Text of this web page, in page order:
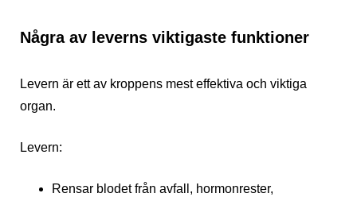
Några av leverns viktigaste funktioner
Levern är ett av kroppens mest effektiva och viktiga
organ.
Levern:
Rensar blodet från avfall, hormonrester,